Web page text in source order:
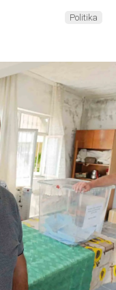
Politika